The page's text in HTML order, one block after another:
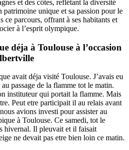
et des côtes, reflétant la diversité
patrimoine unique et sa passion pour le
ce parcours, offrant à ses habitants et
à l’esprit olympique.
déja à Toulouse à l’occasion
avait déja visité Toulouse. J’avais eu
passage de la flamme tot le matin.
instituteur qui portait la flamme. Mais
Peut etre participait il au relais avant
avions investi pour assister au
à Toulouse. Ce samedi, tot le
hivernal. Il pleuvait et il faisait
ne devait pas etre bien loin ce matin.